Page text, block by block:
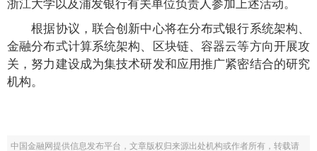
根据协议，联合创新中心将在分布式银行系统架构、
金融分布式计算系统架构、区块链、容器云等方向开展攻
关，努力建设成为集技术研发和应用推广紧密结合的研究
机构。
中国金融网提供信息发布平台，文章版权归来源出处机构或作者所有，转载请